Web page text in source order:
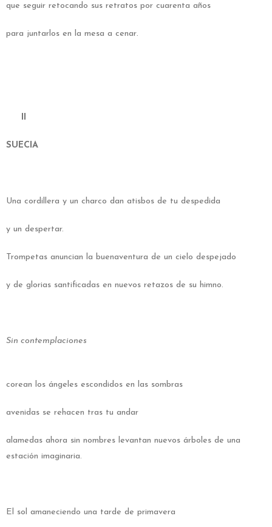
que seguir retocando sus retratos por cuarenta años
para juntarlos en la mesa a cenar.
SUECIA
Una cordillera y un charco dan atisbos de tu despedida
y un despertar.
Trompetas anuncian la buenaventura de un cielo despejado
y de glorias santificadas en nuevos retazos de su himno.
Sin contemplaciones
corean los ángeles escondidos en las sombras
avenidas se rehacen tras tu andar
alamedas ahora sin nombres levantan nuevos árboles de una
estación imaginaria.
El sol amaneciendo una tarde de primavera